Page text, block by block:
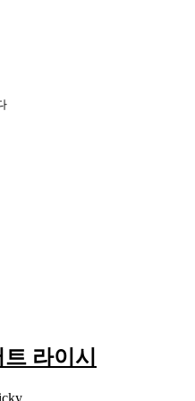
라이시